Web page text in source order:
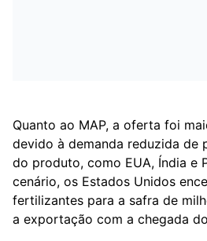
Quanto ao MAP, a oferta foi
devido à demanda reduzida de
do produto, como EUA, Índia e
cenário, os Estados Unidos
fertilizantes para a safra de
a exportação com a chegada